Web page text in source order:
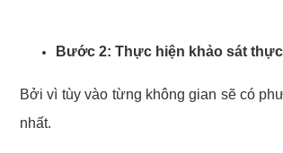
Bước 2: Thực hiện khảo sát
Bởi vì tùy vào từng không gian sẽ có
nhất.